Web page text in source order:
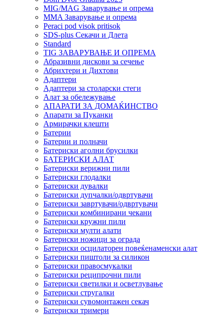
MIG/MAG Заварување и опрема
MMA Заварување и опрема
Peraci pod visok pritisok
SDS-plus Секачи и Длета
Standard
TIG ЗАВАРУВАЊЕ И ОПРЕМА
Абразивни дискови за сечење
Абрихтери и Дихтови
Адаптери
Адаптери за столарски стеги
Алат за обележување
АПАРАТИ ЗА ДОМАЌИНСТВО
Апарати за Пуканки
Армирачки клешти
Батерии
Батерии и полначи
Батериски аголни брусилки
БАТЕРИСКИ АЛАТ
Батериски верижни пили
Батериски глодалки
Батериски дувалки
Батериски дупчалки/одвртувачи
Батериски завртувачи/одвртувачи
Батериски комбинирани чекани
Батериски кружни пили
Батериски мулти алати
Батериски ножици за ограда
Батериски осцилаторен повеќенаменски алат
Батериски пиштоли за силикон
Батериски правосмукалки
Батериски реципрочни пили
Батериски светилки и осветлување
Батериски стругалки
Батериски сувомонтажен секач
Батериски тримери